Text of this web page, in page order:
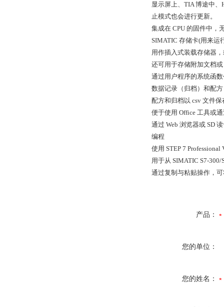
显示屏上、TIA 博途中
止模式也会进行更新。
集成在 CPU 的固件中，
SIMATIC 存储卡(用来运
用作插入式装载存储器
还可用于存储附加文档
通过用户程序的系统函
数据记录（归档）和配方
配方和归档以 csv 文件
便于使用 Office 工具或
通过 Web 浏览器或 SD
编程
使用 STEP 7
用于从 SIMATIC S7-
通过复制与粘贴操作，
产品：
您的单位：
您的姓名：